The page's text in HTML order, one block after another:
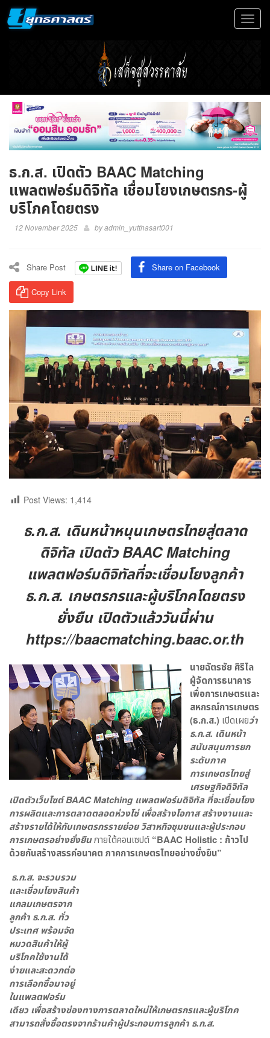
Toggle
ธ.ก.ส. เปิดตัว BAAC Matching
แพลตฟอร์มดิจิทัล เชื่อมโยงเกษตรกร-ผู้
บริโภคโดยตรง
12 November 2025 byadmin_yutthasart001
Share Post Share on Facebook
Copy Link
Post Views: 1,414
ธ.ก.ส. เดินหน้าหนุนเกษตรไทยสู่ตลาด
ดิจิทัล เปิดตัว BAAC Matching
แพลตฟอร์มดิจิทัลที่จะเชื่อมโยงลูกค้า
ธ.ก.ส. เกษตรกรและผู้บริโภคโดยตรง
ยั่งยืน เปิดตัวแล้ววันนี้ผ่าน
https://baacmatching.baac.or.th
นายฉัตรชัย ศิริไล
ผู้จัดการธนาคาร
เพื่อการเกษตรและ
สหกรณ์การเกษตร
(ธ.ก.ส.) เปิดเผยว่า
ธ.ก.ส. เดินหน้า
สนับสนุนการยก
ระดับภาค
การเกษตรไทยสู่
เศรษฐกิจดิจิทัล
เปิดตัวเว็บไซต์BAAC Matching แพลตฟอร์มดิจิทัล ที่จะเชื่อมโยง
การผลิตและการตลาดตลอดห่วงโซ่ เพื่อสร้างโอกาส สร้างงานและ
สร้างรายได้ให้กับเกษตรกรรายย่อย วิสาหกิจชุมชนและผู้ประกอบ
การเกษตรอย่างยั่งยืนภายใต้คอนเซปต์ “BAAC Holistic : ก้าวไป
ด้วยกันสร้างสรรค์อนาคต ภาคการเกษตรไทยอย่างยั่งยืน”
ธ.ก.ส. จะรวบรวม
และเชื่อมโยงสินค้า
แกลมเกษตรจาก
ลูกค้า ธ.ก.ส. ทั่ว
ประเทศ พร้อมจัด
หมวดสินค้าให้ผู้
บริโภคใช้งานได้
ง่ายและสะดวกต่อ
การเลือกซื้อมาอยู่
ในแพลตฟอร์ม
เดียว เพื่อสร้างช่องทางการตลาดใหม่ให้เกษตรกรและผู้บริโภค
สามารถสั่งซื้อตรงจากร้านค้าผู้ประกอบการลูกค้า ธ.ก.ส.